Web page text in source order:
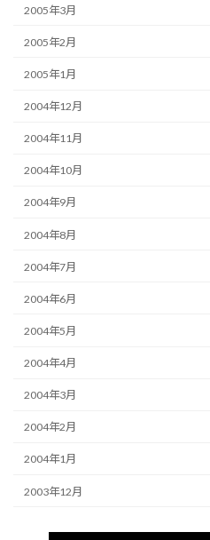
2005年3月
2005年2月
2005年1月
2004年12月
2004年11月
2004年10月
2004年9月
2004年8月
2004年7月
2004年6月
2004年5月
2004年4月
2004年3月
2004年2月
2004年1月
2003年12月